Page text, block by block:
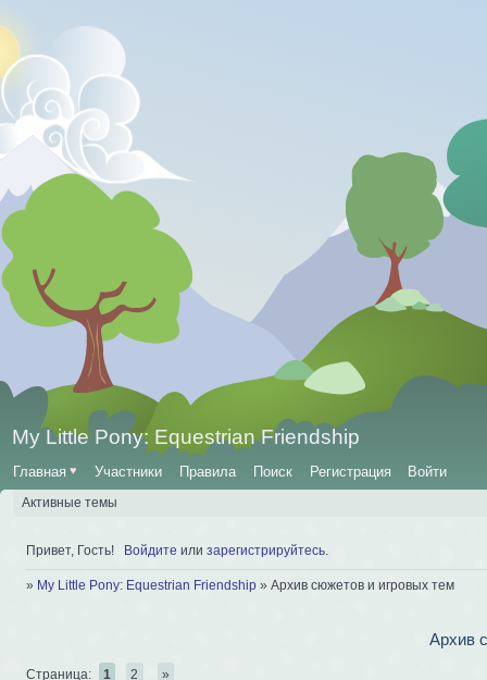
My Little Pony: Equestrian Friendship
Главная ♥ Участники Правила Поиск Регистрация Войти
Активные темы
Привет, Гость! Войдите или зарегистрируйтесь
» My Little Pony: Equestrian Friendship » Архив сюжетов и игровых тем
Архив
Страница: 1 2 »